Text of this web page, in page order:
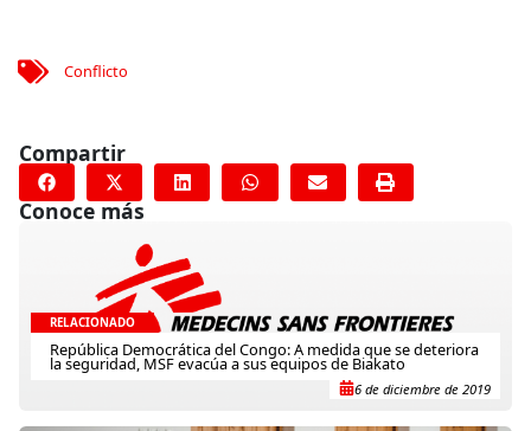
Conflicto
Compartir
Conoce más
RELACIONADO
República Democrática del Congo: A medida que se deteriora
la seguridad, MSF evacúa a sus equipos de Biakato
6 de diciembre de 2019